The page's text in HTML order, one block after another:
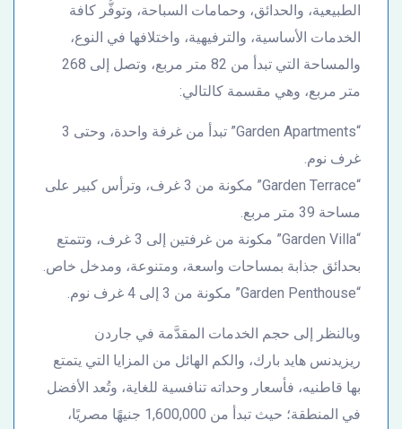
الطبيعية، والحدائق، وحمامات السباحة، وتوفُّر كافة
الخدمات الأساسية، والترفيهية، واختلافها في النوع،
والمساحة التي تبدأ من 82 متر مربع، وتصل إلى 268
متر مربع، وهي مقسمة كالتالي:
“Garden Apartments” تبدأ من غرفة واحدة، وحتى 3
غرف نوم.
“Garden Terrace” مكونة من 3 غرف، وترأس كبير على
مساحة 39 متر مربع.
“Garden Villa” مكونة من غرفتين إلى 3 غرف، وتتمتع
بحدائق جذابة بمساحات واسعة، ومتنوعة، ومدخل خاص.
“Garden Penthouse” مكونة من 3 إلى 4 غرف نوم.
وبالنظر إلى حجم الخدمات المقدَّمة في جاردن
ريزيدنس هايد بارك، والكم الهائل من المزايا التي يتمتع
بها قاطنيه، فأسعار وحداته تنافسية للغاية، وتُعد الأفضل
في المنطقة؛ حيث تبدأ من 1,600,000 جنيهًا مصريًا،